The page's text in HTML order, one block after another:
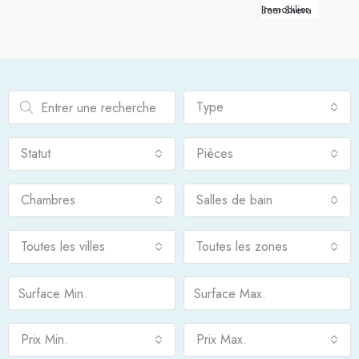
Immobilier Beer Sheva
Type
Statut Pièces
Chambres Salles de bain
Toutes les villes Toutes les zones
Prix Min. Prix Max.